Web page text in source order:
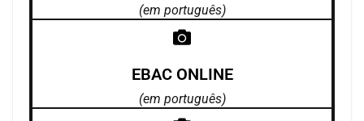
(em português)
EBAC ONLINE
(em português)